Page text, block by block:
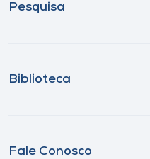
Pesquisa
Biblioteca
Fale Conosco